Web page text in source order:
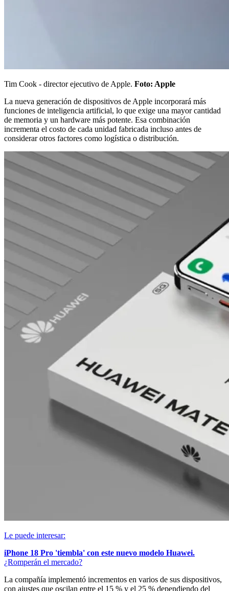
Tim Cook - director ejecutivo de Apple. Foto: Apple
La nueva generación de dispositivos de Apple incorporará más
funciones de inteligencia artificial, lo que exige una mayor cantidad
de memoria y un hardware más potente. Esa combinación
incrementa el costo de cada unidad fabricada incluso antes de
considerar otros factores como logística o distribución.
Le puede interesar:
iPhone 18 Pro 'tiembla' con este nuevo modelo Huawei.
¿Romperán el mercado?
La compañía implementó incrementos en varios de sus dispositivos,
con ajustes que oscilan entre el 15 % y el 25 % dependiendo del